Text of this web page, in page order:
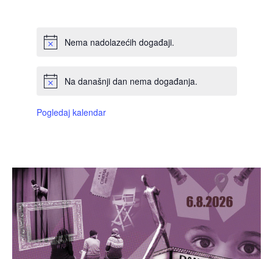
Nema nadolazećih događaji.
Na današnji dan nema događanja.
Pogledaj kalendar